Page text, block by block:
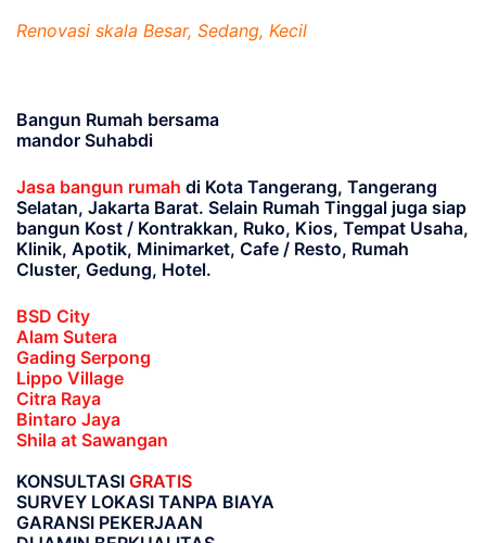
Renovasi skala Besar, Sedang, Kecil
Bangun Rumah bersama
mandor Suhabdi
Jasa bangun rumah di Kota Tangerang, Tangerang
Selatan, Jakarta Barat. Selain Rumah Tinggal juga siap
bangun Kost / Kontrakkan, Ruko, Kios, Tempat Usaha,
Klinik, Apotik, Minimarket, Cafe / Resto, Rumah
Cluster, Gedung, Hotel.
BSD City
Alam Sutera
Gading Serpong
Lippo Village
Citra Raya
Bintaro Jaya
Shila at Sawangan
KONSULTASI GRATIS
SURVEY LOKASI TANPA BIAYA
GARANSI PEKERJAAN